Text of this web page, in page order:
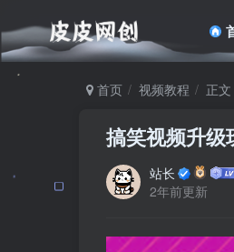
首页 视频教程 正文
搞笑视频升级
站长
2年前更新